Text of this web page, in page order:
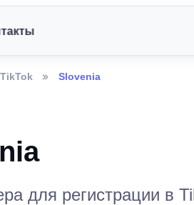
Slovenia
для регистрации в